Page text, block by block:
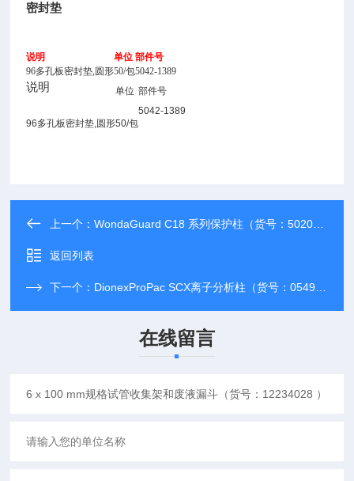
密封垫
说明 单位 部件号
96多孔板密封垫,圆形50/包5042-1389
说明 单位 部件号
96多孔板密封垫,圆形50/包
5042-1389
上一个：WondaGuard C18 系列保护柱（货号：5020-39052）
返回列表
下一个： DionexProPac SCX离子分析柱（货号：054995）
在线留言